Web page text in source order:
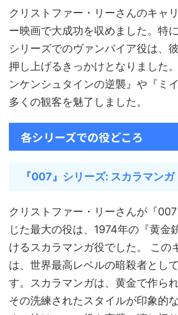
クリストファー・リーさんのキャ
ー映画で大成功を収めました。特
シリーズでのヴァンパイア役は、
押し上げるきっかけとなりました
ンケンシュタインの逆襲』や『ミ
多くの観客を魅了しました。
各シリーズでの役どころ
『007』シリーズ: スカラマンガ
クリストファー・リーさんが『
じた最大の役は、1974年の『黄金
けるスカラマンガ役でした。 この
は、世界最高レベルの暗殺者とし
す。スカラマンガは、黄金で作ら
その洗練されたスタイルが印象的